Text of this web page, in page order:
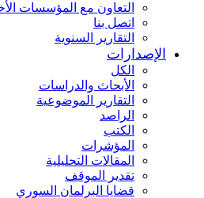
التعاون مع المؤسسات
اتصل بنا
التقارير السنوية
الإصدارات
الكل
الأبحاث والدراسات
التقارير الموضوعية
الراصد
الكتب
المؤشرات
المقالات التحليلية
تقدير الموقف
قضايا البرلمان السوري